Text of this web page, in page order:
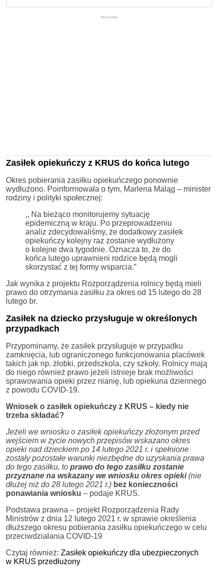
REKLAMA
Zasiłek opiekuńczy z KRUS do końca lutego
Okres pobierania zasiłku opiekuńczego ponownie
wydłużono. Poinformowała o tym, Marlena Maląg – minister
rodziny i polityki społecznej:
,, Na bieżąco monitorujemy sytuację
epidemiczną w kraju. Po przeprowadzeniu
analiz zdecydowaliśmy, że dodatkowy zasiłek
opiekuńczy kolejny raz zostanie wydłużony
o kolejne dwa tygodnie. Oznacza to, że do
końca lutego uprawnieni rodzice będą mogli
skorzystać z tej formy wsparcia.”
Jak wynika z projektu Rozporządzenia rolnicy będą mieli
prawo do otrzymania zasiłku za okres od 15 lutego do 28
lutego br.
Zasiłek na dziecko przysługuje w określonych
przypadkach
Przypominamy, że zasiłek przysługuje w przypadku
zamknięcia, lub ograniczonego funkcjonowania placówek
takich jak np. żłobki, przedszkola, czy szkoły. Rolnicy mają
do niego również prawo jeżeli istnieje brak możliwości
sprawowania opieki przez nianię, lub opiekuna dziennego
z powodu COVID-19.
Wniosek o zasiłek opiekuńczy z KRUS – kiedy nie
trzeba składać?
Jeżeli we wniosku o zasiłek opiekuńczy złożonym przed
wejściem w życie nowych przepisów wskazano okres
opieki nad dzieckiem po 14 lutego 2021 r. i spełnione
zostały pozostałe warunki niezbędne do uzyskania prawa
do tego zasiłku, to prawo do tego zasiłku zostanie
przyznane na wskazany we wniosku okres opieki(nie
dłużej niż do 28 lutego 2021 r.) bez konieczności
ponawiania wniosku – podaje KRUS.
Podstawa prawna – projekt Rozporządzenia Rady
Ministrów z dnia 12 lutego 2021 r. w sprawie określenia
dłuższego okresu pobierania zasiłku opiekuńczego w celu
przeciwdziałania COVID-19
Czytaj również: Zasiłek opiekuńczy dla ubezpieczonych
w KRUS przedłużony